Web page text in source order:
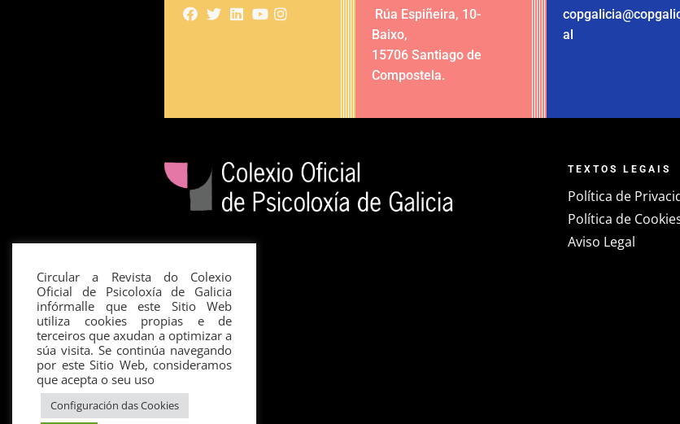
Rúa Espiñeira, 10-
Baixo,
15706 Santiago de
Compostela.
al
TEXTOS LEGAIS
Política de
Política de
Aviso Legal
Circular a Revista do Colexio
Oficial de Psicoloxía de Galicia
infórmalle que este Sitio Web
utiliza cookies propias e de
terceiros que axudan a optimizar a
súa visita. Se continúa navegando
por este Sitio Web, consideramos
que acepta o seu uso
Configuración das Cookies